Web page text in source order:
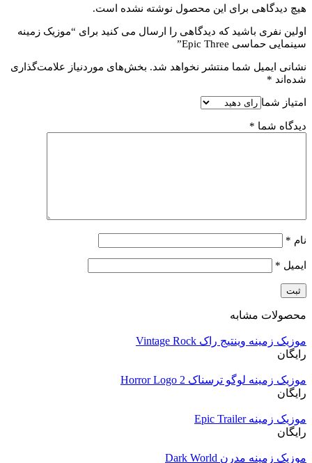
هیچ دیدگاهی برای این محصول نوشته نشده است.
اولین نفری باشید که دیدگاهی را ارسال می کنید برای “موزیک زمینه
سینمایی حماسی Epic Three”
نشانی ایمیل شما منتشر نخواهد شد. بخش‌های موردنیاز علامت‌گذاری
شده‌اند *
امتیاز شما
دیدگاه شما *
نام *
ایمیل *
محصولات مشابه
موزیک زمینه وینتیج راک Vintage Rock
رایگان
موزیک زمینه لوگو ترسناک Horror Logo 2
رایگان
موزیک زمینه Epic Trailer
رایگان
موزیک زمینه مدرن Dark World